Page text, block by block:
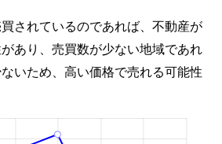
されているのであれば、不動産が
あり、売買数が少ない地域であれ
いため、高い価格で売れる可能性